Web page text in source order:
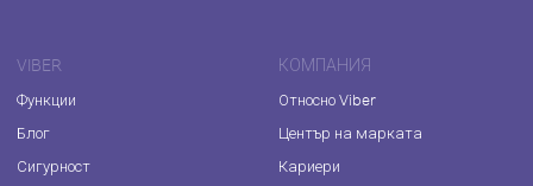
VIBER
Функции
Блог
Сигурност
КОМПАНИЯ
Относно Viber
Център на марката
Кариери